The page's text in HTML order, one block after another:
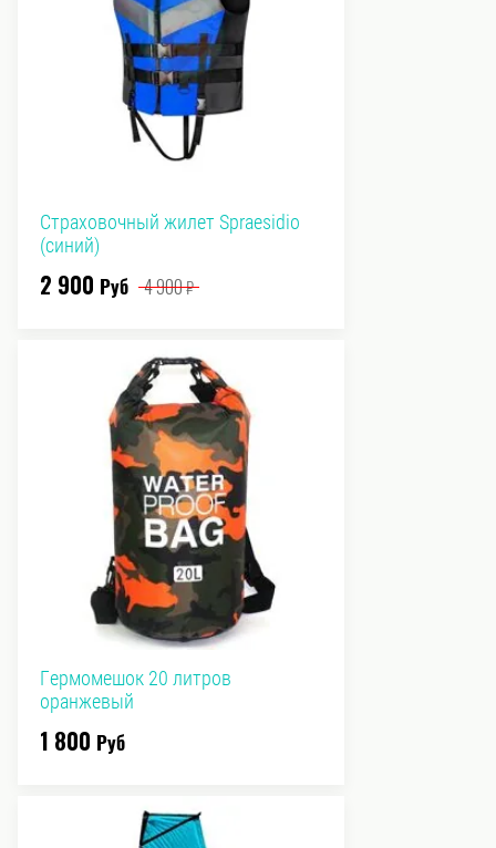
Страховочный жилет Spraesidio
(синий)
2 900 Руб 4 900₽
Гермомешок 20 литров
оранжевый
1 800 Руб